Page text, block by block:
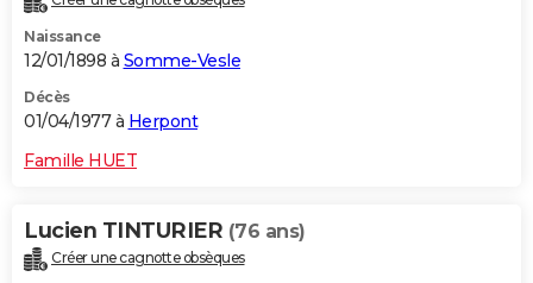
Naissance
12/01/1898 à Somme-Vesle
Décès
01/04/1977 à Herpont
Famille HUET
Lucien TINTURIER (76 ans)
Créer une cagnotte obsèques